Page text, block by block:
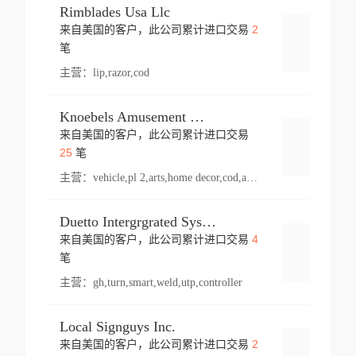
Rimblades Usa Llc
来自美国的客户，此公司累计进口交易 2
笔
主营： lip,razor,cod
Knoebels Amusement Resort
来自美国的客户，此公司累计进口交易
25笔
主营： vehicle,pl 2,arts,home decor,cod,amusement ride,sea
Duetto Intergrgrated Systems Inc.
来自美国的客户，此公司累计进口交易 4
笔
主营： gh,turn,smart,weld,utp,controller
Local Signguys Inc.
来自美国的客户，此公司累计进口交易 2